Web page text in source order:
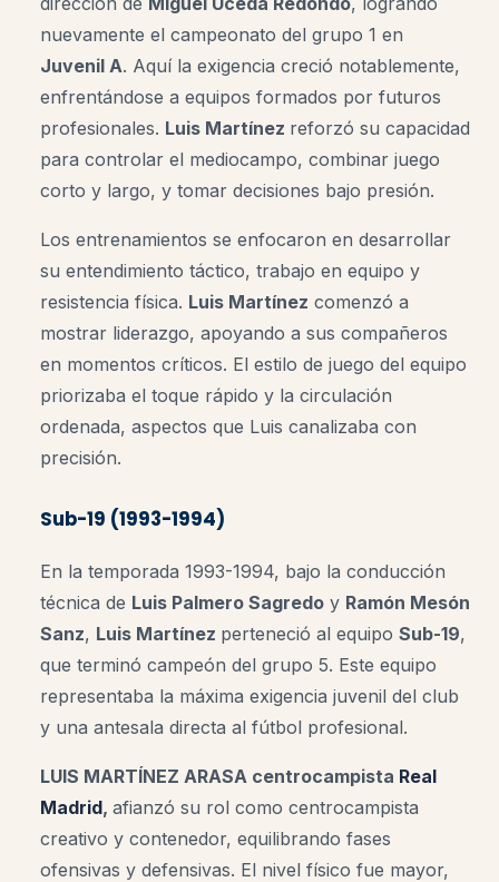
nuevamente el campeonato del grupo 1 en
Juvenil A. Aquí la exigencia creció notablemente,
enfrentándose a equipos formados por futuros
profesionales. Luis Martínez reforzó su capacidad
para controlar el mediocampo, combinar juego
corto y largo, y tomar decisiones bajo presión.
Los entrenamientos se enfocaron en desarrollar
su entendimiento táctico, trabajo en equipo y
resistencia física. Luis Martínez comenzó a
mostrar liderazgo, apoyando a sus compañeros
en momentos críticos. El estilo de juego del equipo
priorizaba el toque rápido y la circulación
ordenada, aspectos que Luis canalizaba con
precisión.
Sub-19 (1993-1994)
En la temporada 1993-1994, bajo la conducción
técnica de Luis Palmero Sagredo y Ramón Mesón
Sanz, Luis Martínez perteneció al equipo Sub-19,
que terminó campeón del grupo 5. Este equipo
representaba la máxima exigencia juvenil del club
y una antesala directa al fútbol profesional.
LUIS MARTÍNEZ ARASA centrocampista Real
Madrid, afianzó su rol como centrocampista
creativo y contenedor, equilibrando fases
ofensivas y defensivas. El nivel físico fue mayor,